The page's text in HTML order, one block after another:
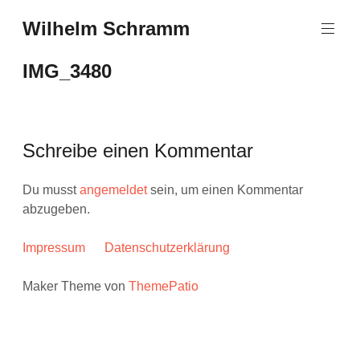
Inhalt
Wilhelm Schramm
and
IMG_3480
Schreibe einen Kommentar
Du musstangemeldetsein, um einen Kommentar
abzugeben.
Impressum Datenschutzerklärung
Maker Theme vonThemePatio